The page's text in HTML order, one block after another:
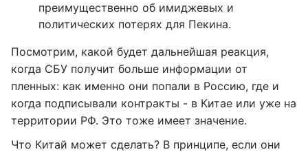
преимущественно об имиджевых и
политических потерях для Пекина.
Посмотрим, какой будет дальнейшая реакция,
когда СБУ получит больше информации от
пленных: как именно они попали в Россию, где и
когда подписывали контракты - в Китае или уже на
территории РФ. Это тоже имеет значение.
Что Китай может сделать? В принципе, если они